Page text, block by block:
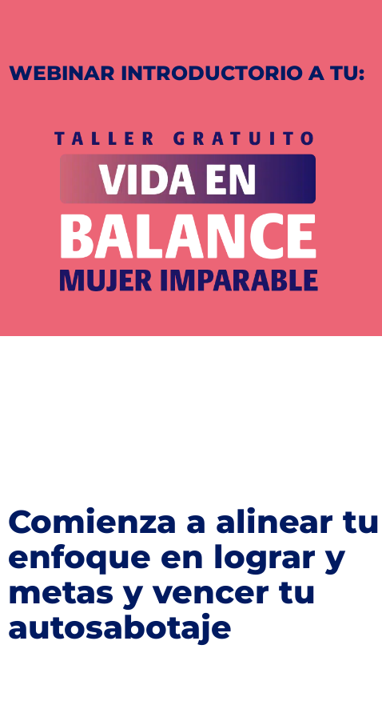
WEBINAR INTRODUCTORIO A TU:
Comienza a alinear tu
enfoque en lograr y
metas y vencer tu
autosabotaje